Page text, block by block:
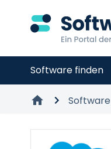
Software finden
Software